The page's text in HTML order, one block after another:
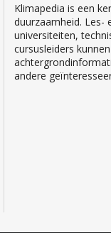
Klimapedia is een
duurzaamheid. Les-
universiteiten,
cursusleiders
andere